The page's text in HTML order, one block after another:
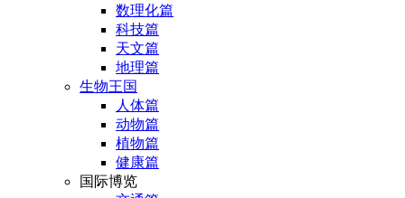
数理化篇
科技篇
天文篇
地理篇
生物王国
人体篇
动物篇
植物篇
健康篇
国际博览